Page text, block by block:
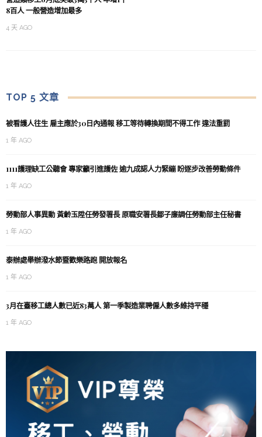
8百人 一般營造增加最多
4 天 AGO
TOP 5 文章
被看護人往生 雇主應於30日內通報 移工等待轉換期間不得工作 違法重罰
1 年 AGO
1111護理缺工公聽會 專家籲引進護佐 逾九成認人力緊繃 盼逐步改善勞動條件
1 年 AGO
勞動部人事異動 黃齡玉陞任勞發署長 原職安署長鄒子廉調任勞動部主任秘書
1 年 AGO
泰辦處舉辦潑水節暨歡樂路跑 開放報名
1 年 AGO
3月在臺移工總人數已近83萬人 第一季製造業聘僱人數多維持平穩
1 年 AGO